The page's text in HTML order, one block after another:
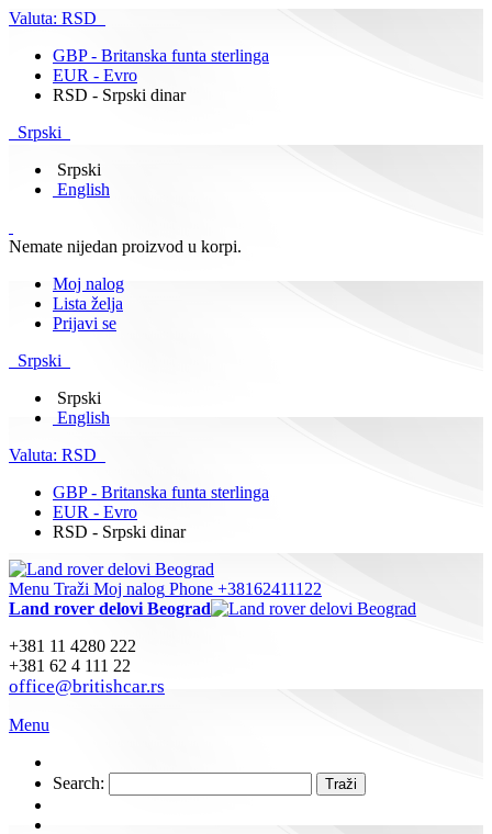
Valuta: RSD
GBP - Britanska funta sterlinga
EUR - Evro
RSD - Srpski dinar
Srpski
Srpski
English
Nemate nijedan proizvod u korpi.
Moj nalog
Lista želja
Prijavi se
Srpski
Srpski
English
Valuta: RSD
GBP - Britanska funta sterlinga
EUR - Evro
RSD - Srpski dinar
Menu Traži Moj nalog Phone +38162411122
Land rover delovi Beograd
+381 11 4280 222
+381 62 4 111 22
office@britishcar.rs
Menu
Search: Traži